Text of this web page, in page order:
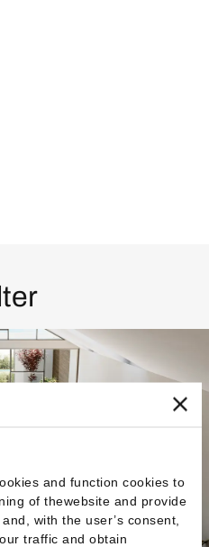
and function cookies to
of thewebsite and provide
with the user’s consent,
traffic and obtain